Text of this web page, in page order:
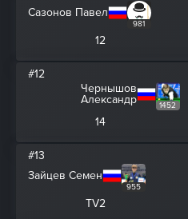
Сазонов Павел
981
12
#12
Чернышов
Александр
1452
14
#13
Зайцев Семен
955
TV2